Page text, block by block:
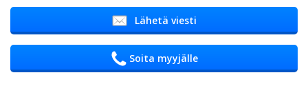
Lähetä viesti
Soita myyjälle